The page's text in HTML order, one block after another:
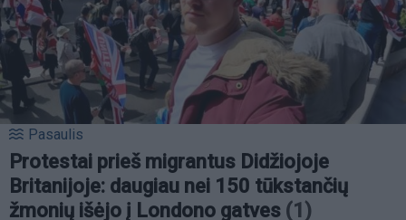
Pasaulis
Protestai prieš migrantus Didžiojoje
Britanijoje: daugiau nei 150 tūkstančių
žmonių išėjo į Londono gatves (1)